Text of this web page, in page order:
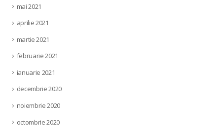
mai 2021
aprilie 2021
martie 2021
februarie 2021
ianuarie 2021
decembrie 2020
noiembrie 2020
octombrie 2020